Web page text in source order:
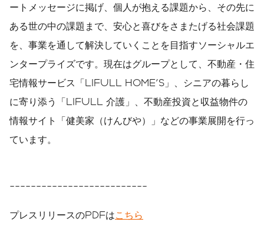
ートメッセージに掲げ、個人が抱える課題から、その先に
ある世の中の課題まで、安心と喜びをさまたげる社会課題
を、事業を通して解決していくことを目指すソーシャルエ
ンタープライズです。現在はグループとして、不動産・住
宅情報サービス「LIFULL HOME'S」、シニアの暮らし
に寄り添う「LIFULL 介護」、不動産投資と収益物件の
情報サイト「健美家（けんびや）」などの事業展開を行っ
ています。
--------------------------
プレスリリースのPDFは こちら